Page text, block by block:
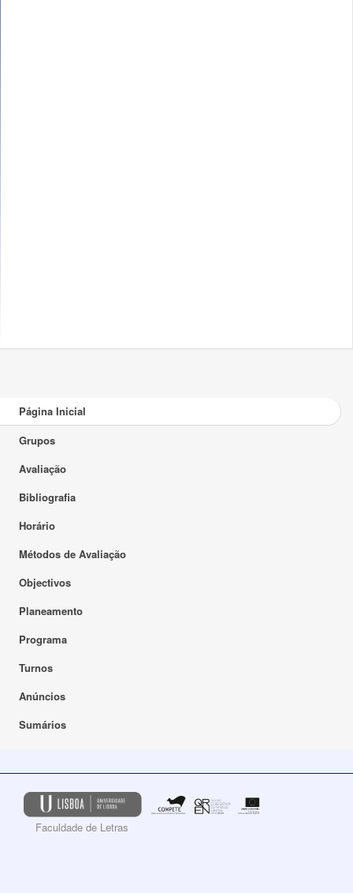
Página Inicial
Grupos
Avaliação
Bibliografia
Horário
Métodos de Avaliação
Objectivos
Planeamento
Programa
Turnos
Anúncios
Sumários
Faculdade de Letras